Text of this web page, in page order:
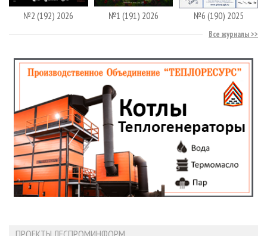
№2 (192) 2026 №1 (191) 2026 №6 (190) 2025
Все журналы